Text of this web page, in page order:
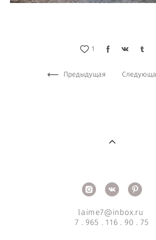
1
Предыдущая
laime7@inbox.ru
7 . 965 . 116 . 90 . 75